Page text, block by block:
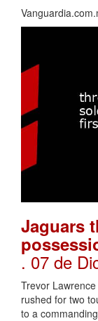
Jaguars
. 07 de
Trevor
rushed for two
to a